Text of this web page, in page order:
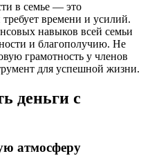
в семье — это
времени и усилий.
навыков всей семьи
и благополучию. Не
грамотность у членов
для успешной жизни.
деньги с
атмосферу